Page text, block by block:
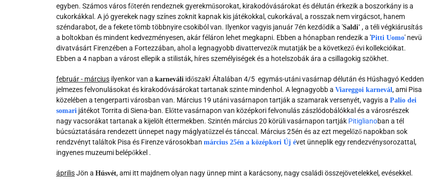
egyben. Számos város főterén rendeznek gyerekműsorokat, kirakodóvásárokat és délután érkezik a boszorkány is a
cukorkákkal. A jó gyerekek nagy színes zoknit kapnak kis játékokkal, cukorkával, a rosszak nem virgácsot, hanem
széndarabot, de a fekete tömb többnyire csokiból van. Ilyenkor vagyis január 7én kezdődik a 'Saldi' , a téli végkiárusítás
a boltokban és mindent kedvezményesen, akár féláron lehet megkapni. Ebben a hónapban rendezik a 'Pitti Uomo' nevü
divatvásárt Firenzében a Fortezzában, ahol a legnagyobb divattervezők mutatják be a következő évi kollekcióikat.
Ebben a 4 napban a várost ellepik a stilisták, híres személyiségek és a hotelszobák ára a csillagokig szökhet.
február - március ilyenkor van a karneváli időszak! Általában 4/5 egymás-utáni vasárnap délután és Húshagyó Kedden
jelmezes felvonulásokat és kirakodóvásárokat tartanak szinte mindenhol. A legnagyobb a Viareggoi karnevál, ami Pisa
közelében a tengerparti városban van. Március 19 utáni vasárnapon tartják a szamarak versenyét, vagyis a Palio dei
somari játékot Torrita di Siena-ban. Előtte vasárnapon van középkori felvonulás zászlódobálókkal és a városrészek
nagy vacsorákat tartanak a kijelölt éttermekben. Szintén március 20 körüli vasárnapon tartják Pitiglianoban a tél
búcsúztatására rendezett ünnepet nagy máglyatűzzel és tánccal. Március 25én és az ezt megelőző napokban sok
rendzvényt találtok Pisa és Firenze városokban március 25én a középkori Új évet ünneplik egy rendezvénysorozattal,
ingyenes muzeumi belépőkkel .
áprilisJön a Húsvét, ami itt majdnem olyan nagy ünnep mint a karácsony, nagy családi összejövetelekkel, evésekkel.